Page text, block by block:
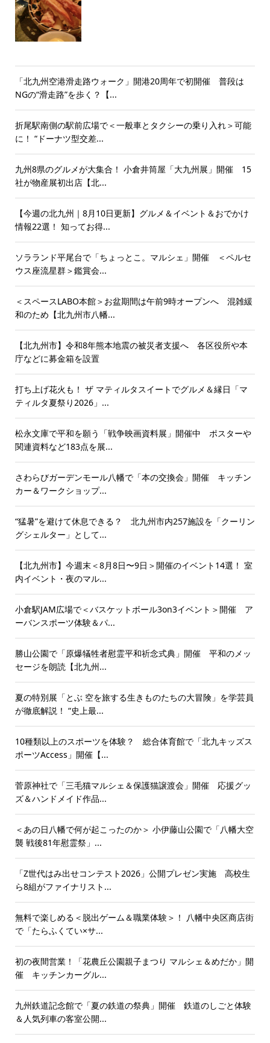
「北九州空港滑走路ウォーク」開港20周年で初開催 普段は
NGの“滑走路”を歩く？【...
折尾駅南側の駅前広場で＜一般車とタクシーの乗り入れ＞可能
に！ “ドーナツ型交差...
九州8県のグルメが大集合！ 小倉井筒屋「大九州展」開催 15
社が物産展初出店【北...
【今週の北九州｜8月10日更新】グルメ＆イベント＆おでかけ
情報22選！ 知ってお得...
ソラランド平尾台で「ちょっとこ。マルシェ」開催 ＜ペルセ
ウス座流星群＞鑑賞会...
＜スペースLABO本館＞お盆期間は午前9時オープンへ 混雑緩
和のため【北九州市八幡...
【北九州市】令和8年熊本地震の被災者支援へ 各区役所や本
庁などに募金箱を設置
打ち上げ花火も！ ザ マティルタスイートでグルメ＆縁日「マ
ティルタ夏祭り2026」...
松永文庫で平和を願う「戦争映画資料展」開催中 ポスターや
関連資料など183点を展...
さわらびガーデンモール八幡で「本の交換会」開催 キッチン
カー＆ワークショップ...
“猛暑”を避けて休息できる？ 北九州市内257施設を「クーリン
グシェルター」として...
【北九州市】今週末＜8月8日〜9日＞開催のイベント14選！ 室
内イベント・夜のマル...
小倉駅JAM広場で＜バスケットボール3on3イベント＞開催 ア
ーバンスポーツ体験＆パ...
勝山公園で「原爆犠牲者慰霊平和祈念式典」開催 平和のメッ
セージを朗読【北九州...
夏の特別展「とぶ 空を旅する生きものたちの大冒険」を学芸員
が徹底解説！ “史上最...
10種類以上のスポーツを体験？ 総合体育館で「北九キッズス
ポーツAccess」開催【...
菅原神社で「三毛猫マルシェ＆保護猫譲渡会」開催 応援グッ
ズ＆ハンドメイド作品...
＜あの日八幡で何が起こったのか＞ 小伊藤山公園で「八幡大空
襲 戦後81年慰霊祭」...
「Z世代はみ出せコンテスト2026」公開プレゼン実施 高校生
ら8組がファイナリスト...
無料で楽しめる＜脱出ゲーム＆職業体験＞！ 八幡中央区商店街
で「たらふくてい×サ...
初の夜間営業！「花農丘公園親子まつり マルシェ＆めだか」開
催 キッチンカーグル...
九州鉄道記念館で「夏の鉄道の祭典」開催 鉄道のしごと体験
＆人気列車の客室公開...